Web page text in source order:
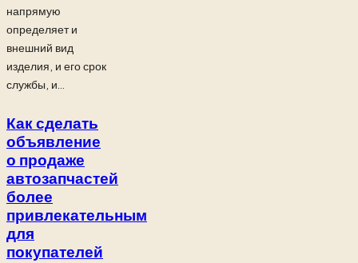
напрямую
определяет и
внешний вид
изделия, и его срок
службы, и...
Как сделать
объявление
о продаже
автозапчастей
более
привлекательным
для
покупателей